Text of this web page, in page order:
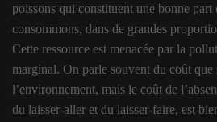
poissons qui constituent une bonne part
consommons, dans de grandes
Cette ressource est menacée par la
marginal. On parle souvent du coût que
l’environnement, mais le coût de
du laisser-aller et du laisser-faire, est